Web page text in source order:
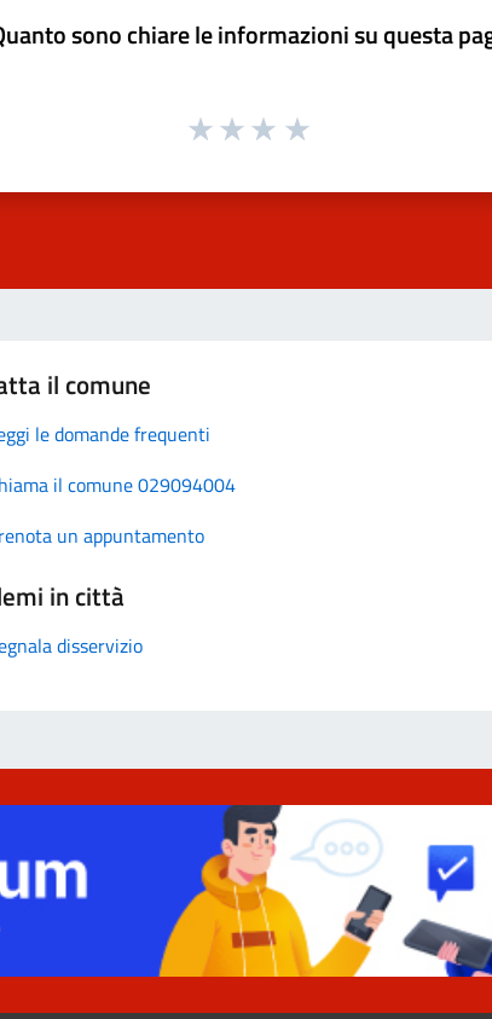
sono chiare le informazioni su questa
il comune
le domande frequenti
il comune 029094004
un appuntamento
in città
disservizio